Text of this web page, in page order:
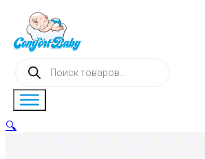
Поиск
товаров
🔍